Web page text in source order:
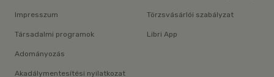
Impresszum
Társadalmi programok
Adományozás
Akadálymentesítési nyilatkozat
Törzsvásárlói szabályzat
Libri App